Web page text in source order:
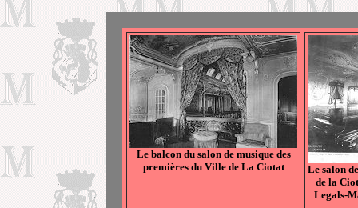
Le balcon du salon de musique des
premières du Ville de La Ciotat
Le salon
de la
Legals-